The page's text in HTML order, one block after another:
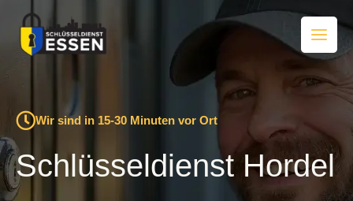
Inhalt
springen
Wir sind in 15-30 Minuten vor Ort
Schlüsseldienst Hordel